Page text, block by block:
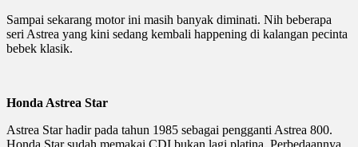
Sampai sekarang motor ini masih banyak diminati. Nih beberapa
seri Astrea yang kini sedang kembali happening di kalangan pecinta
bebek klasik.
Honda Astrea Star
Astrea Star hadir pada tahun 1985 sebagai pengganti Astrea 800.
Honda Star sudah memakai CDI bukan lagi platina. Perbedaannya